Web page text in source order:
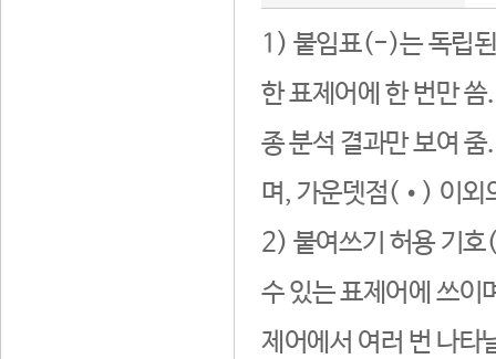
1) 붙임표(-)는 독립된
한 표제어에 한 번만
종 분석 결과만 보여
며, 가운뎃점(•) 이외
2) 붙여쓰기 허용 기호
수 있는 표제어에 쓰이
제어에서 여러 번 나타